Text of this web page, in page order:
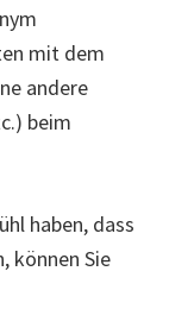
mit dem
andere
beim
haben, dass
können Sie